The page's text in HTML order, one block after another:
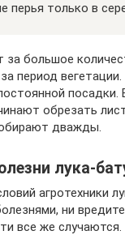
перья только в
за большое
период
посадки.
обрезать
дважды.
лука-
агротехники
ни
все же